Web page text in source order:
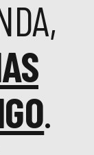
.